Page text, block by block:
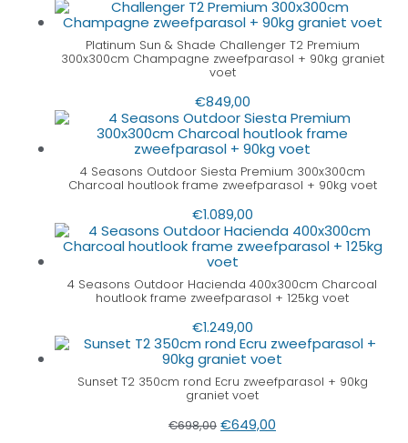
Platinum Sun & Shade Challenger T2 Premium
300x300cm Champagne zweefparasol + 90kg graniet
voet
€849,00
4 Seasons Outdoor Siesta Premium 300x300cm
Charcoal houtlook frame zweefparasol + 90kg voet
€1.089,00
4 Seasons Outdoor Hacienda 400x300cm Charcoal
houtlook frame zweefparasol + 125kg voet
€1.249,00
Sunset T2 350cm rond Ecru zweefparasol + 90kg
graniet voet
€698,00 €649,00